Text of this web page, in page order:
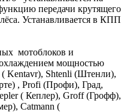
передачи крутящего
Устанавливается в КПП
мотоблоков и
мощностью
( Kentavr), Shtenli (Штенли),
, Profi (Профи), Град,
( Кеплер), Groff (Грофф),
Catmann (